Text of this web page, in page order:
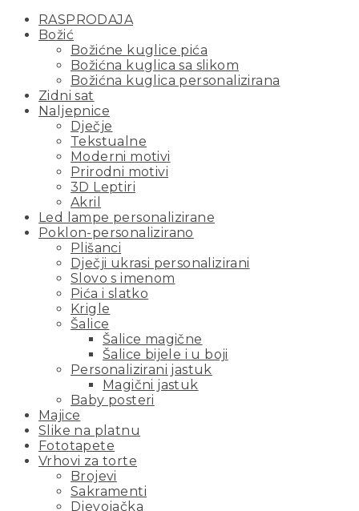
RASPRODAJA
Božić
Božićne kuglice pića
Božićna kuglica sa slikom
Božićna kuglica personalizirana
Zidni sat
Naljepnice
Dječje
Tekstualne
Moderni motivi
Prirodni motivi
3D Leptiri
Akril
Led lampe personalizirane
Poklon-personalizirano
Plišanci
Dječji ukrasi personalizirani
Slovo s imenom
Pića i slatko
Krigle
Šalice
Šalice magične
Šalice bijele i u boji
Personalizirani jastuk
Magični jastuk
Baby posteri
Majice
Slike na platnu
Fototapete
Vrhovi za torte
Brojevi
Sakramenti
Djevojačka